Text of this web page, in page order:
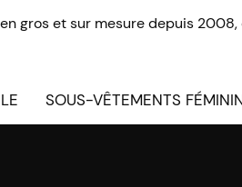
gros et sur mesure depuis
SOUS-VÊTEMENTS